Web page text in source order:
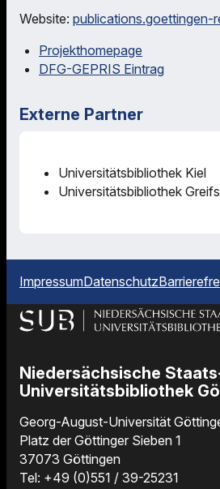
Website:
Projekthomepage
DFG-GEPRIS Eintrag
Externe Partner
Universitätsbibliothek Kiel
Universitätsbibliothek
ImpressumDatenschutz
Niedersächsische
Universitätsbibliothek
Georg-August-Universität
Platz der Göttinger Sieben 1
37073 Göttingen
Tel: +49 (0)551 / 39-25231